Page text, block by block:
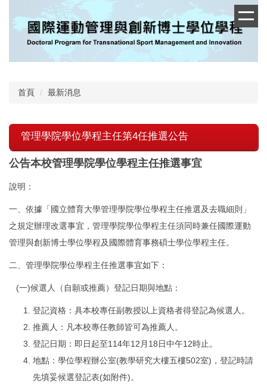
到
首頁
最新消息
管理學院學位學程主任第4任推選公告
公告本校管理學院學位學程主任推選事宜
說明：
一、依據「國立體育大學管理學院學位學程主任推選及去職細則」
之規定辦理改選事宜，管理學院學位學程主任須同時兼任國際運動
管理與創新博士學位學程及國際體育事務碩士學位學程主任。
二、管理學院學位學程主任推選事宜如下：
(一)候選人（自願或推薦）登記日期與地點：
登記資格：具本校專任副教授以上資格者得登記為候選人。
推薦人：凡本校專任教師皆可為推薦人。
登記日期：即日起至114年12月18日中午12時止。
地點：學位學程辦公室(教學研究大樓五樓502室)，登記時請
先填妥候選登記表(如附件)。